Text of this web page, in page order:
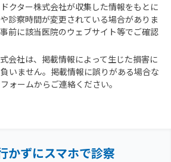
クター株式会社が収集した情報をもとに
診察時間が変更されている場合がありま
前に該当医院のウェブサイト等でご確認
会社は、掲載情報によって生じた損害に
いません。掲載情報に誤りがある場合な
ォームからご連絡ください。
かずにスマホで診察